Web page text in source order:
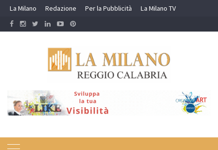
Skip
content
La Milano Redazione Per la Pubblicità La Milano TV